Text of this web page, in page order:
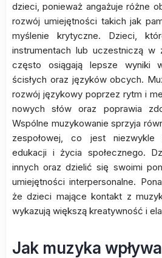
dzieci, ponieważ angażuje różne
rozwój umiejętności takich jak
myślenie krytyczne. Dzieci,
instrumentach lub uczestniczą w
często osiągają lepsze wyniki
ścisłych oraz języków obcych.
rozwój językowy poprzez rytm i
nowych słów oraz poprawia
Wspólne muzykowanie sprzyja
zespołowej, co jest
edukacji i życia społecznego.
innych oraz dzielić się swoimi
umiejętności interpersonalne.
że dzieci mające kontakt z
wykazują większą kreatywność i
Jak muzyka